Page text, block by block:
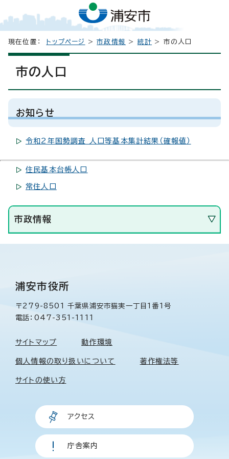
現在位置： トップページ >市政情報 > 統計 > 市の人口
市の人口
お知らせ
令和2年国勢調査 人口等基本集計結果（確報値）
住民基本台帳人口
常住人口
市政情報
浦安市役所
〒279-8501 千葉県浦安市猫実一丁目1番1号
電話：047-351-1111
サイトマップ 動作環境
個人情報の取り扱いについて 著作権法等
サイトの使い方
アクセス
庁舎案内